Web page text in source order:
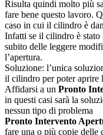
Risulta quindi molto più
fare bene questo lavoro.
caso in cui il cilindro è
Infatti se il cilindro è stato
subito delle leggere
l’apertura.
Soluzione: l’unica
il cilindro per poter aprire
Affidarsi a un Pronto
in questi casi sarà la
nessun tipo di problema
Pronto Intervento
fare una o più copie delle